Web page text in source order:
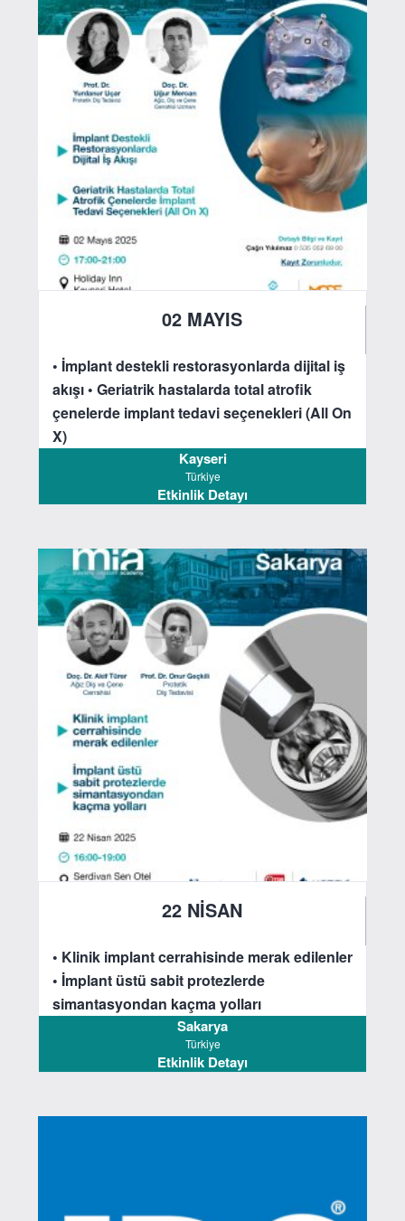
02 MAYIS
• İmplant destekli restorasyonlarda dijital iş
akışı • Geriatrik hastalarda total atrofik
çenelerde implant tedavi seçenekleri (All On
X)
Kayseri
Türkiye
Etkinlik Detayı
22 NİSAN
• Klinik implant cerrahisinde merak edilenler
• İmplant üstü sabit protezlerde
simantasyondan kaçma yolları
Sakarya
Türkiye
Etkinlik Detayı